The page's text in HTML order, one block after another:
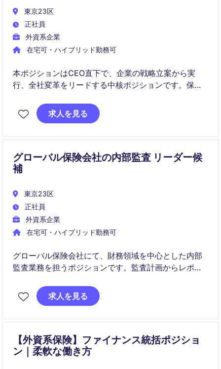
東京23区
正社員
外資系企業
在宅可・ハイブリッド勤務可
本ポジションはCEO直下で、企業の戦略立案から実
行、全社変革をリードする中核ポジションです。保
ップを通じた外部成長にも関与します。
求人を見る
グローバル保険会社の内部監査 リーダー候
補
東京23区
正社員
外資系企業
在宅可・ハイブリッド勤務可
グローバル保険会社にて、財務領域を中心とした内部
監査業務を担うポジションです。監査計画からレポー
Auditorとして案件をリードします。
求人を見る
【外資系保険】ファイナンス統括ポジショ
ン｜柔軟な働き方